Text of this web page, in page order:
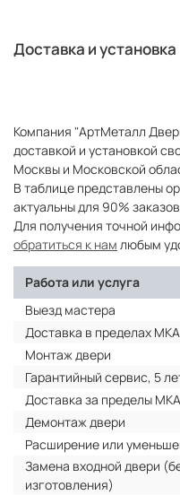
Доставка и установка
Компания "АртМеталл
доставкой и установкой
Москвы и Московской
В таблице представлены
актуальны для 90%
Для получения точной
обратиться к нам любым
Работа или услуга
Выезд мастера
Доставка в пределах
Монтаж двери
Гарантийный сервис, 5
Доставка за пределы
Демонтаж двери
Расширение или
Замена входной двери
изготовления)